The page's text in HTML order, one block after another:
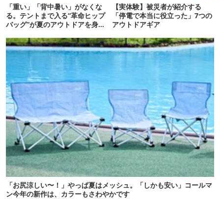
「重い」「背中暑い」がなくな
る。テントまで入る“革命ヒップ
バッグ”が夏のアウトドアを身軽
【実体験】被災者が紹介する
「停電で本当に役立った」7つの
アウトドアギア
「お尻涼しい〜！」やっぱ夏はメッシュ。「しかも安い」コールマ
ン今年の新作は、カラーもさわやかです